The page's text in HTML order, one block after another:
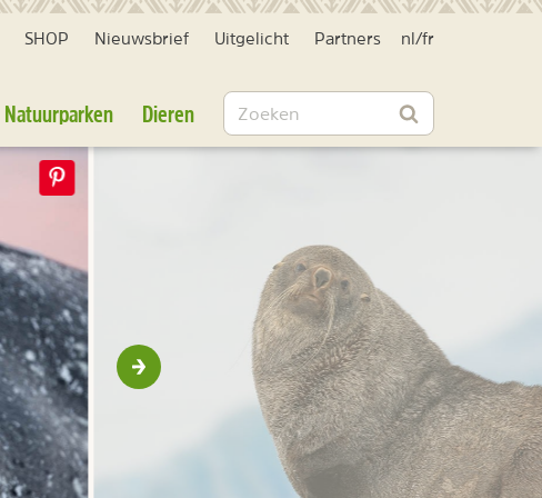
SHOP Nieuwsbrief Uitgelicht Partners nl /fr
Natuurparken Dieren Zoeken
Zoeken
Volgende